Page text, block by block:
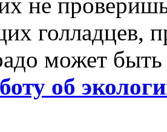
голладцев,
может
об